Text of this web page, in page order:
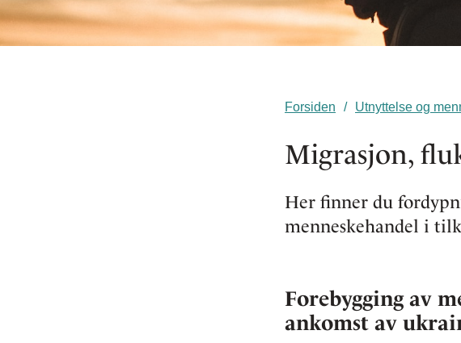
Forsiden Utnyttelse og
Migrasjon,
Her finner du
menneskehandel i
Forebygging av
ankomst av